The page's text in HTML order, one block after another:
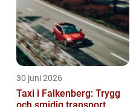
30 juni 2026
Taxi i Falkenberg: Trygg